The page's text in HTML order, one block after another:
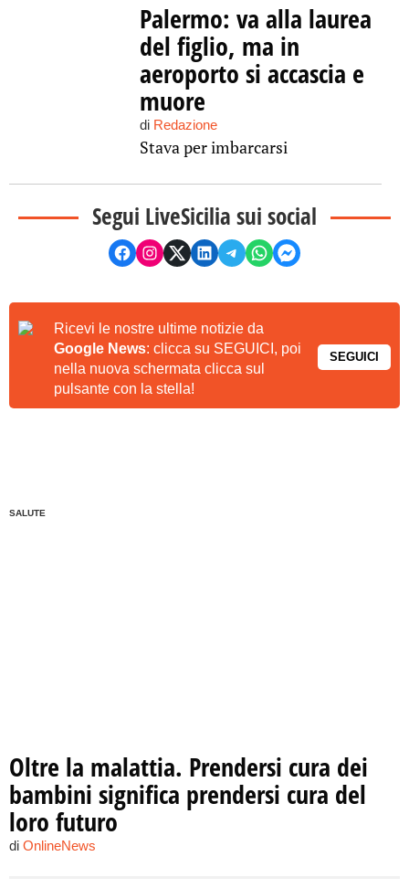
Palermo: va alla laurea
del figlio, ma in
aeroporto si accascia e
muore
di Redazione
Stava per imbarcarsi
Segui LiveSicilia sui social
Ricevi le nostre ultime notizie da
Google News: clicca su SEGUICI, poi
nella nuova schermata clicca sul
pulsante con la stella!
SEGUICI
SALUTE
Oltre la malattia. Prendersi cura dei
bambini significa prendersi cura del
loro futuro
di OnlineNews